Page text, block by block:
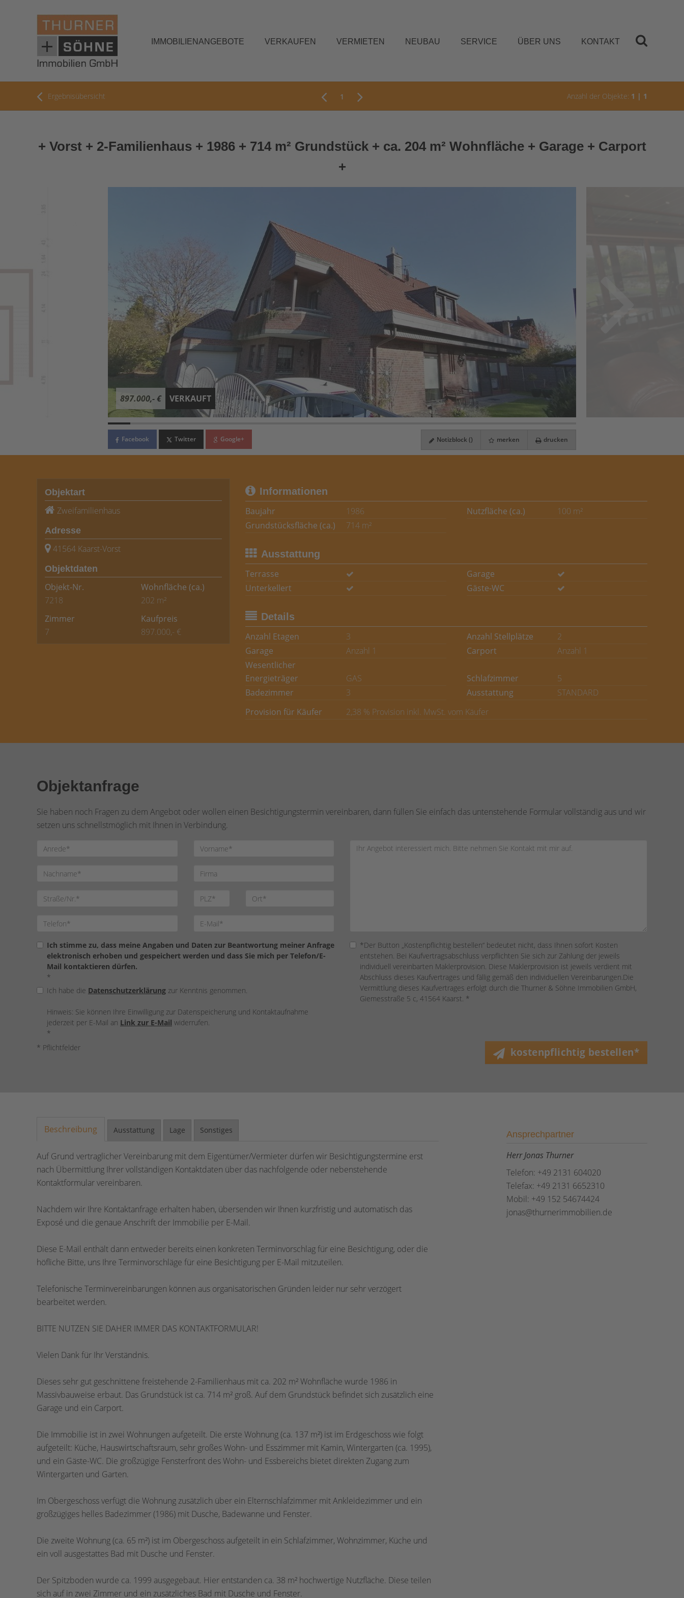
IMMOBILIENANGEBOTE VERKAUFEN VERMIETEN NEUBAU SERVICE ÜBER UNS KONTAKT
Ergebnisübersicht 1 Anzahl der Objekte: 1 | 1
+ Vorst + 2-Familienhaus + 1986 + 714 m² Grundstück + ca. 204 m² Wohnfläche + Garage + Carport
+
897.000,- € VERKAUFT
Facebook Twitter Google+ Notizblock () merken drucken
Objektart
Zweifamilienhaus
Adresse
41564 Kaarst-Vorst
Objektdaten
Objekt-Nr.
7218
Wohnfläche (ca.)
202 m²
Zimmer
7
Kaufpreis
897.000,- €
Informationen
Baujahr
1986 Nutzfläche (ca.)
100 m²
Grundstücksfläche (ca.)
714 m²
Ausstattung
Terrasse
Garage
Unterkellert
Gäste-WC
Details
Anzahl Etagen
3 Anzahl Stellplätze
2
Garage
Anzahl 1 Carport
Anzahl 1
Wesentlicher
Energieträger
GAS Schlafzimmer
5
Badezimmer
3 Ausstattung
STANDARD
Provision für Käufer
2,38 % Provision inkl. MwSt. vom Käufer
Objektanfrage
Sie haben noch Fragen zu dem Angebot oder wollen einen Besichtigungstermin vereinbaren, dann füllen Sie einfach das untenstehende Formular vollständig aus und wir
setzen uns schnellstmöglich mit Ihnen in Verbindung.
Ich stimme zu, dass meine Angaben und Daten zur Beantwortung meiner Anfrage
elektronisch erhoben und gespeichert werden und dass Sie mich per Telefon/E-
Mail kontaktieren dürfen.
*
Ich habe die Datenschutzerklärung zur Kenntnis genommen.
Hinweis: Sie können Ihre Einwilligung zur Datenspeicherung und Kontaktaufnahme
jederzeit per E-Mail an Link zur E-Mail widerrufen.
*
*Der Button „Kostenpflichtig bestellen“ bedeutet nicht, dass Ihnen sofort Kosten
entstehen. Bei Kaufvertragsabschluss verpflichten Sie sich zur Zahlung der jeweils
individuell vereinbarten Maklerprovision. Diese Maklerprovision ist jeweils verdient mit
Abschluss dieses Kaufvertrages und fällig gemäß den individuellen Vereinbarungen.Die
Vermittlung dieses Kaufvertrages erfolgt durch die Thurner & Söhne Immobilien GmbH,
Giemesstraße 5 c, 41564 Kaarst. *
* Pflichtfelder kostenpflichtig bestellen*
Beschreibung Ausstattung Lage Sonstiges
Auf Grund vertraglicher Vereinbarung mit dem Eigentümer/Vermieter dürfen wir Besichtigungstermine erst
nach Übermittlung Ihrer vollständigen Kontaktdaten über das nachfolgende oder nebenstehende
Kontaktformular vereinbaren.
Nachdem wir Ihre Kontaktanfrage erhalten haben, übersenden wir Ihnen kurzfristig und automatisch das
Exposé und die genaue Anschrift der Immobilie per E-Mail.
Diese E-Mail enthält dann entweder bereits einen konkreten Terminvorschlag für eine Besichtigung, oder die
höfliche Bitte, uns Ihre Terminvorschläge für eine Besichtigung per E-Mail mitzuteilen.
Telefonische Terminvereinbarungen können aus organisatorischen Gründen leider nur sehr verzögert
bearbeitet werden.
BITTE NUTZEN SIE DAHER IMMER DAS KONTAKTFORMULAR!
Vielen Dank für Ihr Verständnis.
Dieses sehr gut geschnittene freistehende 2-Familienhaus mit ca. 202 m² Wohnfläche wurde 1986 in
Massivbauweise erbaut. Das Grundstück ist ca. 714 m² groß. Auf dem Grundstück befindet sich zusätzlich eine
Garage und ein Carport.
Die Immobilie ist in zwei Wohnungen aufgeteilt. Die erste Wohnung (ca. 137 m²) ist im Erdgeschoss wie folgt
aufgeteilt: Küche, Hauswirtschaftsraum, sehr großes Wohn- und Esszimmer mit Kamin, Wintergarten (ca. 1995),
und ein Gäste-WC. Die großzügige Fensterfront des Wohn- und Essbereichs bietet direkten Zugang zum
Wintergarten und Garten.
Im Obergeschoss verfügt die Wohnung zusätzlich über ein Elternschlafzimmer mit Ankleidezimmer und ein
großzügiges helles Badezimmer (1986) mit Dusche, Badewanne und Fenster.
Die zweite Wohnung (ca. 65 m²) ist im Obergeschoss aufgeteilt in ein Schlafzimmer, Wohnzimmer, Küche und
ein voll ausgestattes Bad mit Dusche und Fenster.
Der Spitzboden wurde ca. 1999 ausgegebaut. Hier entstanden ca. 38 m² hochwertige Nutzfläche. Diese teilen
sich auf in zwei Zimmer und ein zusätzliches Bad mit Dusche und Fenster.
Ansprechpartner
Herr Jonas Thurner
Telefon: +49 2131 604020
Telefax: +49 2131 6652310
Mobil: +49 152 54674424
jonas@thurnerimmobilien.de